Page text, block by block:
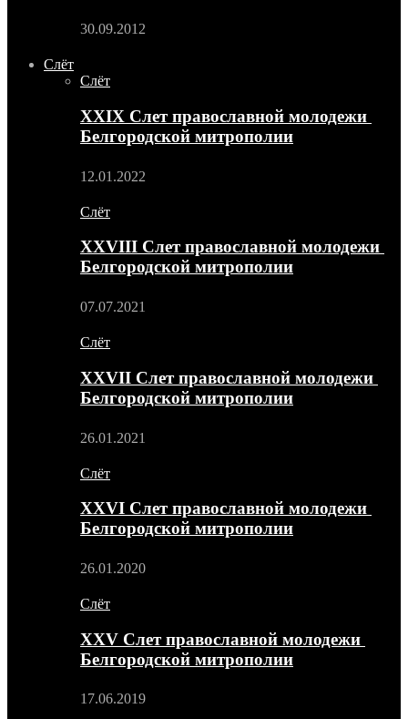
30.09.2012
Слёт
Слёт
XXIX Слет православной молодежи
Белгородской митрополии
12.01.2022
Слёт
XXVIII Слет православной молодежи
Белгородской митрополии
07.07.2021
Слёт
XXVII Слет православной молодежи
Белгородской митрополии
26.01.2021
Слёт
XXVI Слет православной молодежи
Белгородской митрополии
26.01.2020
Слёт
XXV Слет православной молодежи
Белгородской митрополии
17.06.2019